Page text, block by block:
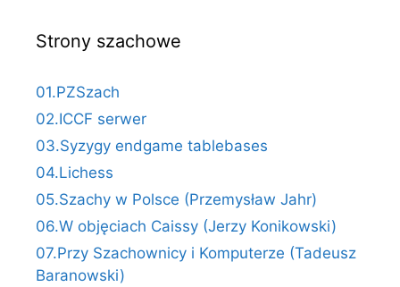
Strony szachowe
01.PZSzach
02.ICCF serwer
03.Syzygy endgame tablebases
04.Lichess
05.Szachy w Polsce (Przemysław Jahr)
06.W objęciach Caissy (Jerzy Konikowski)
07.Przy Szachownicy i Komputerze (Tadeusz
Baranowski)